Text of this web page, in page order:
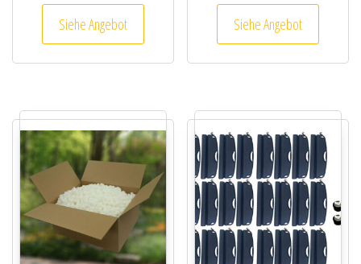
Siehe Angebot Siehe Angebot